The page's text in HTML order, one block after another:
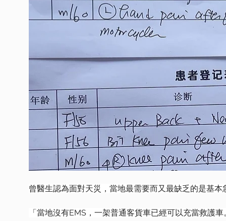
曾醫生認為面對天災，當地最需要而又最缺乏的是基本
「當地沒有EMS，一架普通客貨車已經可以充當救護